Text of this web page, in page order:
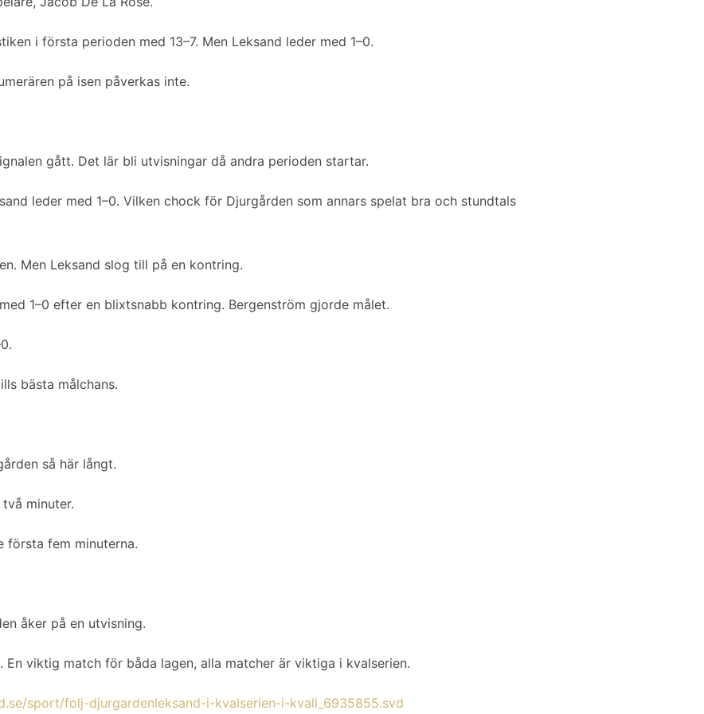
i första perioden med 13–7. Men Leksand leder med 1–0.
på isen påverkas inte.
gått. Det lär bli utvisningar då andra perioden startar.
leder med 1–0. Vilken chock för Djurgården som annars spelat bra och stundtals
Men Leksand slog till på en kontring.
1–0 efter en blixtsnabb kontring. Bergenström gjorde målet.
bästa målchans.
så här långt.
minuter.
första fem minuterna.
åker på en utvisning.
En viktig match för båda lagen, alla matcher är viktiga i kvalserien.
sport/folj-djurgardenleksand-i-kvalserien-i-kvall_6935855.svd